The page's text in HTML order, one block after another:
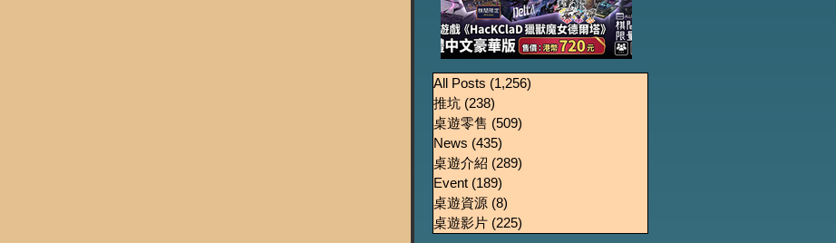
《HacKClaD獵獸魔女
德爾塔》繁體中文豪
華版開放預售
All Posts (1,256)
推坑 (238)
桌遊零售 (509)
News (435)
桌遊介紹 (289)
Event (189)
桌遊資源 (8)
桌遊影片 (225)